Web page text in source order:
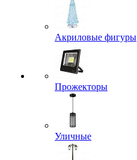
Акриловые фигуры
Прожекторы
Уличные